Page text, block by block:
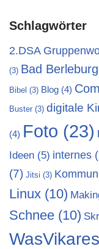
Schlagwörter
2.DSA
(3) Bad Berleburg
Bibel (3) Blog (4)
Buster (3) digitale
(4) Foto (23)
Ideen (5) internes
(7) Jitsi (3)
Linux (10)
Schnee (10)